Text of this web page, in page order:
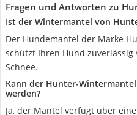
Fragen und Antworten zu
Ist der Wintermantel von
Der Hundemantel der Marke
schützt Ihren Hund zuverlässig
Schnee.
Kann der Hunter-
werden?
Ja, der Mantel verfügt über